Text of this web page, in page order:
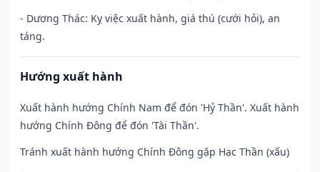
- Dương Thác: Kỵ việc xuất hành, giá thú (cưới hỏi), an
táng.
Hướng xuất hành
Xuất hành hướng Chính Nam để đón 'Hỷ Thần'. Xuất hành
hướng Chính Đông để đón 'Tài Thần'.
Tránh xuất hành hướng Chính Đông gặp Hạc Thần (xấu)